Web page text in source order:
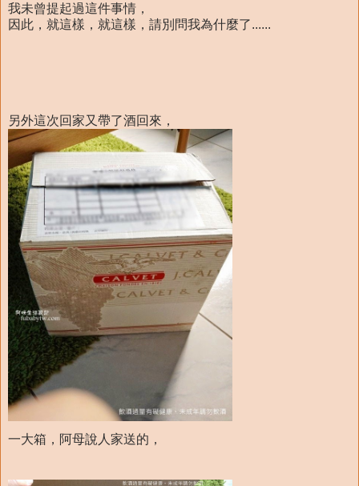
我未曾提起過這件事情，
因此，就這樣，就這樣，請別問我為什麼了......
另外這次回家又帶了酒回來，
一大箱，阿母說人家送的，